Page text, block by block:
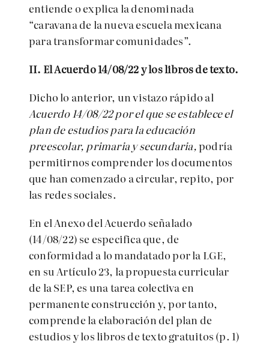
entiende o explica la denominada
“caravana de la nueva escuela mexicana
para transformar comunidades”.
II. El Acuerdo 14/08/22 y los libros de texto.
Dicho lo anterior, un vistazo rápido al
Acuerdo 14/08/22por el que se establece el
plan de estudios para la educación
preescolar, primaria y secundaria,podría
permitirnos comprender los documentos
que han comenzado a circular, repito, por
las redes sociales.
En el Anexo del Acuerdo señalado
(14/08/22) se especifica que, de
conformidad a lo mandatado por la LGE,
en su Artículo 23, la propuesta curricular
de la SEP, es una tarea colectiva en
permanente construcción y, por tanto,
comprende la elaboración del plan de
estudios y los libros de texto gratuitos (p. 1)